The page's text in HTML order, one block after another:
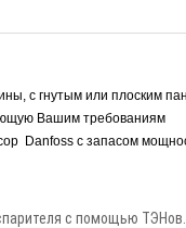
с гнутым или плоским
Вашим требованиям
с запасом
с помощью ТЭНов.